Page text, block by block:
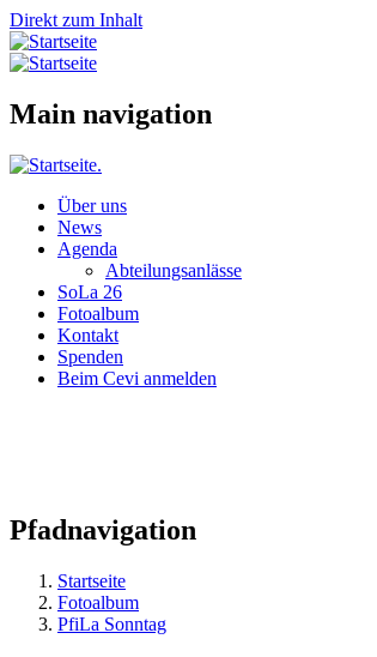
Direkt zum Inhalt
Main navigation
Über uns
News
Agenda
Abteilungsanlässe
SoLa 26
Fotoalbum
Kontakt
Spenden
Beim Cevi anmelden
Pfadnavigation
Startseite
Fotoalbum
PfiLa Sonntag